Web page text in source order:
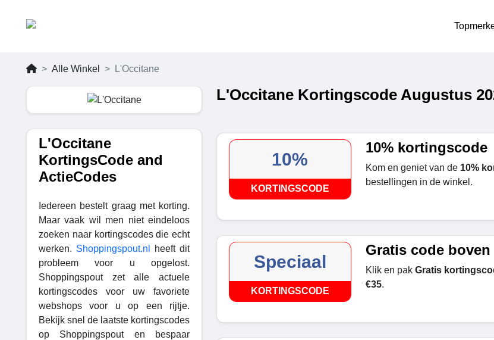
Alle Winkel L'Occitane
L'Occitane
KortingsCode and
ActieCodes
Iedereen bestelt graag met korting.
Maar vaak wil men niet eindeloos
zoeken naar kortingscodes die echt
werken. Shoppingspout.nl
heeft dit
probleem voor u opgelost.
Shoppingspout zet alle actuele
kortingscodes voor uw favoriete
webshops voor u op een rijtje.
Bekijk snel de laatste kortingscodes
op Shoppingspout en bespaar
L'Occitane Kortingscode Augustus
10%
KORTINGSCODE
10% kortingscode
Kom en geniet van de 10%
bestellingen in de winkel.
Speciaal
KORTINGSCODE
Gratis code boven
Klik en pak Gratis
€35.